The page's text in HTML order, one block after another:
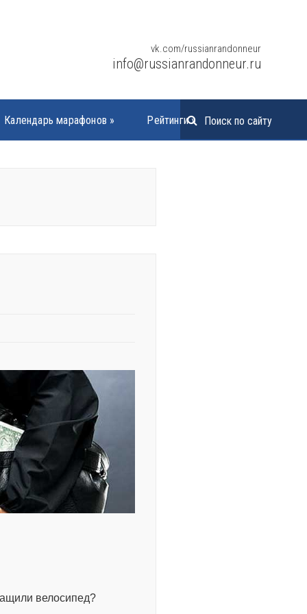
vk.com/russianrandonneur
info@russianrandonneur.ru
Календарь марафонов » Рейтинги»
велосипед?